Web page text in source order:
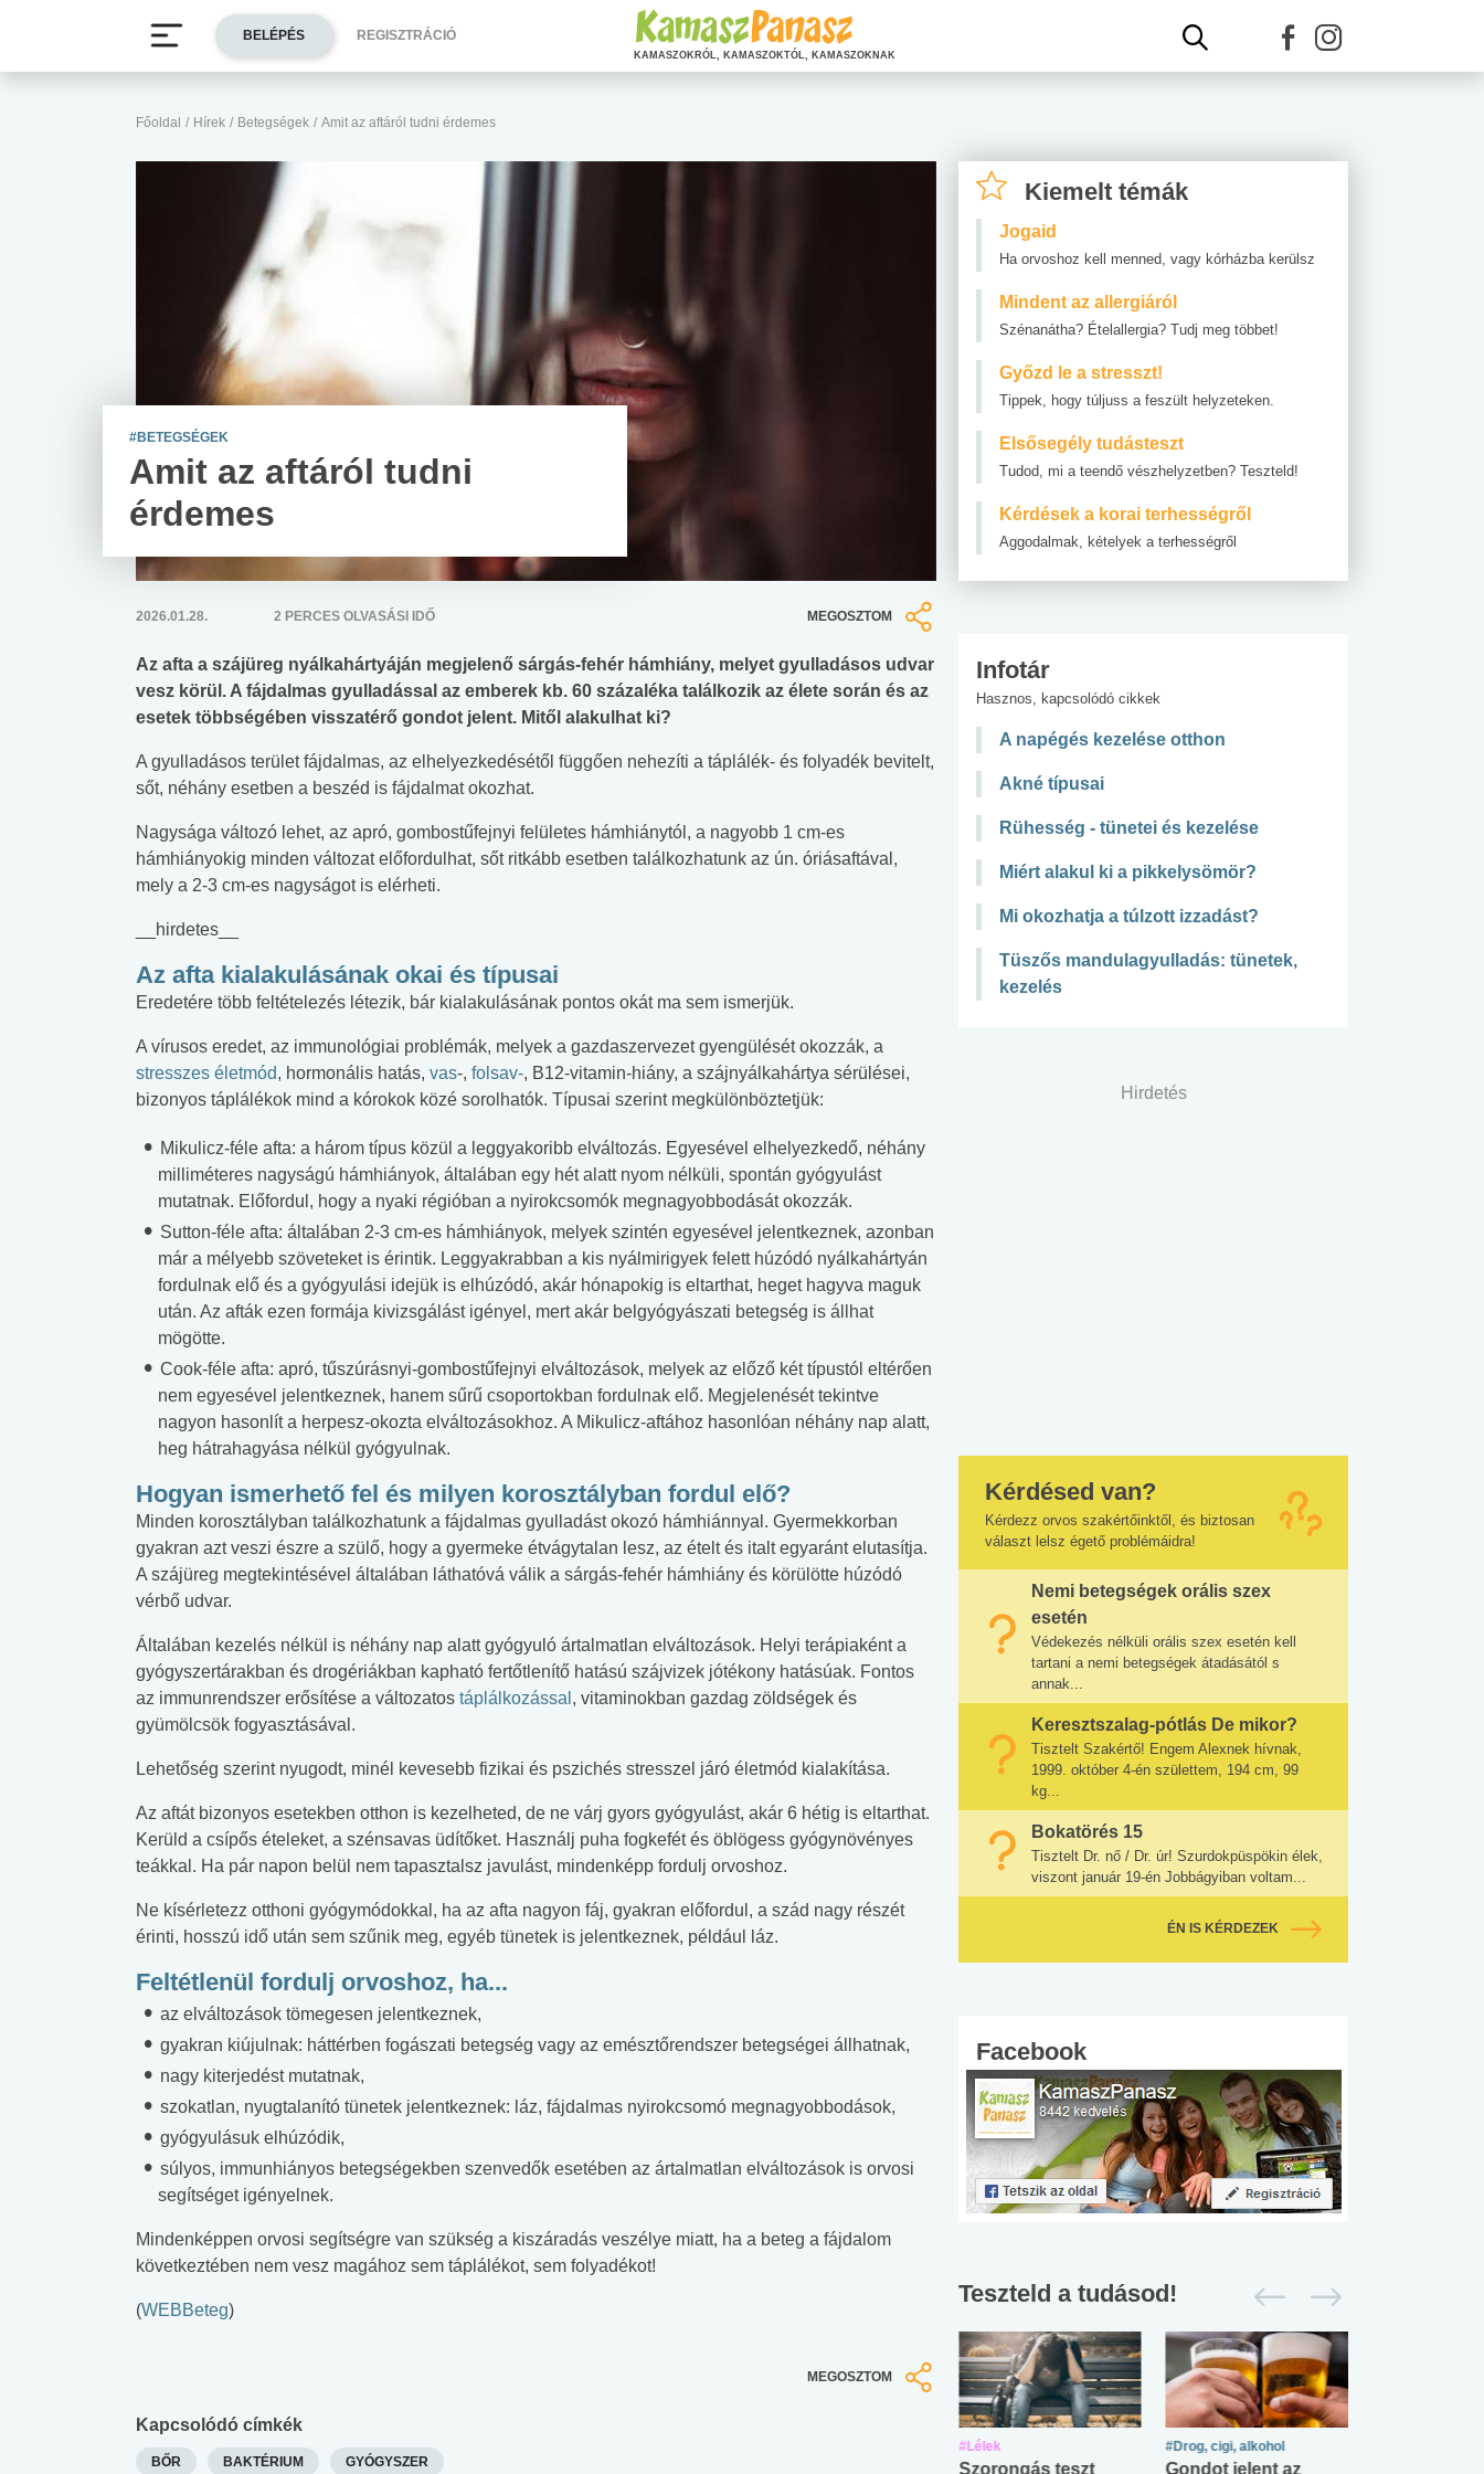
Főoldal / Hírek / Betegségek / Amit az aftáról tudni érdemes
#BETEGSÉGEK
Amit az aftáról tudni
érdemes
2026.01.28. 2 PERCES OLVASÁSI IDŐ MEGOSZTOM
Az afta a szájüreg nyálkahártyáján megjelenő sárgás-fehér hámhiány, melyet gyulladásos udvar
vesz körül. A fájdalmas gyulladással az emberek kb. 60 százaléka találkozik az élete során és az
esetek többségében visszatérő gondot jelent. Mitől alakulhat ki?
A gyulladásos terület fájdalmas, az elhelyezkedésétől függően nehezíti a táplálék- és folyadék bevitelt,
sőt, néhány esetben a beszéd is fájdalmat okozhat.
Nagysága változó lehet, az apró, gombostűfejnyi felületes hámhiánytól, a nagyobb 1 cm-es
hámhiányokig minden változat előfordulhat, sőt ritkább esetben találkozhatunk az ún. óriásaftával,
mely a 2-3 cm-es nagyságot is elérheti.
_hirdetes__
Az afta kialakulásának okai és típusai
Eredetére több feltételezés létezik, bár kialakulásának pontos okát ma sem ismerjük.
A vírusos eredet, az immunológiai problémák, melyek a gazdaszervezet gyengülését okozzák, a
stresszes életmód, hormonális hatás, vas-, folsav-, B12-vitamin-hiány, a szájnyálkahártya sérülései,
bizonyos táplálékok mind a kórokok közé sorolhatók. Típusai szerint megkülönböztetjük:
Mikulicz-féle afta: a három típus közül a leggyakoribb elváltozás. Egyesével elhelyezkedő, néhány
milliméteres nagyságú hámhiányok, általában egy hét alatt nyom nélküli, spontán gyógyulást
mutatnak. Előfordul, hogy a nyaki régióban a nyirokcsomók megnagyobbodását okozzák.
Sutton-féle afta: általában 2-3 cm-es hámhiányok, melyek szintén egyesével jelentkeznek, azonban
már a mélyebb szöveteket is érintik. Leggyakrabban a kis nyálmirigyek felett húzódó nyálkahártyán
fordulnak elő és a gyógyulási idejük is elhúzódó, akár hónapokig is eltarthat, heget hagyva maguk
után. Az afták ezen formája kivizsgálást igényel, mert akár belgyógyászati betegség is állhat
mögötte.
Cook-féle afta: apró, tűszúrásnyi-gombostűfejnyi elváltozások, melyek az előző két típustól eltérően
nem egyesével jelentkeznek, hanem sűrű csoportokban fordulnak elő. Megjelenését tekintve
nagyon hasonlít a herpesz-okozta elváltozásokhoz. A Mikulicz-aftához hasonlóan néhány nap alatt,
heg hátrahagyása nélkül gyógyulnak.
Hogyan ismerhető fel és milyen korosztályban fordul elő?
Minden korosztályban találkozhatunk a fájdalmas gyulladást okozó hámhiánnyal. Gyermekkorban
gyakran azt veszi észre a szülő, hogy a gyermeke étvágytalan lesz, az ételt és italt egyaránt elutasítja.
A szájüreg megtekintésével általában láthatóvá válik a sárgás-fehér hámhiány és körülötte húzódó
vérbő udvar.
Általában kezelés nélkül is néhány nap alatt gyógyuló ártalmatlan elváltozások. Helyi terápiaként a
gyógyszertárakban és drogériákban kapható fertőtlenítő hatású szájvizek jótékony hatásúak. Fontos
az immunrendszer erősítése a változatos táplálkozással , vitaminokban gazdag zöldségek és
gyümölcsök fogyasztásával.
Lehetőség szerint nyugodt, minél kevesebb fizikai és pszichés stresszel járó életmód kialakítása.
Az aftát bizonyos esetekben otthon is kezelheted, de ne várj gyors gyógyulást, akár 6 hétig is eltarthat.
Kerüld a csípős ételeket, a szénsavas üdítőket. Használj puha fogkefét és öblögess gyógynövényes
teákkal. Ha pár napon belül nem tapasztalsz javulást, mindenképp fordulj orvoshoz.
Ne kísérletezz otthoni gyógymódokkal, ha az afta nagyon fáj, gyakran előfordul, a szád nagy részét
érinti, hosszú idő után sem szűnik meg, egyéb tünetek is jelentkeznek, például láz.
Feltétlenül fordulj orvoshoz, ha...
az elváltozások tömegesen jelentkeznek,
gyakran kiújulnak: háttérben fogászati betegség vagy az emésztőrendszer betegségei állhatnak,
nagy kiterjedést mutatnak,
szokatlan, nyugtalanító tünetek jelentkeznek: láz, fájdalmas nyirokcsomó megnagyobbodások,
gyógyulásuk elhúzódik,
súlyos, immunhiányos betegségekben szenvedők esetében az ártalmatlan elváltozások is orvosi
segítséget igényelnek.
Mindenképpen orvosi segítségre van szükség a kiszáradás veszélye miatt, ha a beteg a fájdalom
következtében nem vesz magához sem táplálékot, sem folyadékot!
(WEBBeteg)
MEGOSZTOM
Kapcsolódó címkék
BŐR BAKTÉRIUM GYÓGYSZER
Kiemelt témák
Jogaid
Ha orvoshoz kell menned, vagy kórházba kerülsz
Mindent az allergiáról
Szénanátha? Ételallergia? Tudj meg többet!
Győzd le a stresszt!
Tippek, hogy túljuss a feszült helyzeteken.
Elsősegély tudásteszt
Tudod, mi a teendő vészhelyzetben? Teszteld!
Kérdések a korai terhességről
Aggodalmak, kételyek a terhességről
Infotár
Hasznos, kapcsolódó cikkek
A napégés kezelése otthon
Akné típusai
Rühesség - tünetei és kezelése
Miért alakul ki a pikkelysömör?
Mi okozhatja a túlzott izzadást?
Tüszős mandulagyulladás: tünetek,
kezelés
Hirdetés
Kérdésed van?
Kérdezz orvos szakértőinktől, és biztosan
választ lelsz égető problémáidra!
Nemi betegségek orális szex
esetén
Védekezés nélküli orális szex esetén kell
tartani a nemi betegségek átadásától s
annak...
Keresztszalag-pótlás De mikor?
Tisztelt Szakértő! Engem Alexnek hívnak,
1999. október 4-én születtem, 194 cm, 99
kg...
Bokatörés 15
Tisztelt Dr. nő / Dr. úr! Szurdokpüspökin élek,
viszont január 19-én Jobbágyiban voltam...
ÉN IS KÉRDEZEK
Facebook
Teszteld a tudásod!
Mekkora az ökológiai
Elsősegély
#Lélek
Szorongás teszt
#Drog, cigi, alkohol
Gondot jelent az
BELÉPÉS REGISZTRÁCIÓ
KAMASZOKRÓL, KAMASZOKTÓL, KAMASZOKNAK